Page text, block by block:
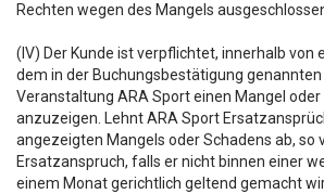
Rechten wegen des Mangels
(IV) Der Kunde ist verpflichtet, innerhalb von
dem in der Buchungsbestätigung genannten
Veranstaltung ARA Sport einen Mangel
anzuzeigen. Lehnt ARA Sport
angezeigten Mangels oder Schadens ab, so
Ersatzanspruch, falls er nicht binnen einer
einem Monat gerichtlich geltend gemacht